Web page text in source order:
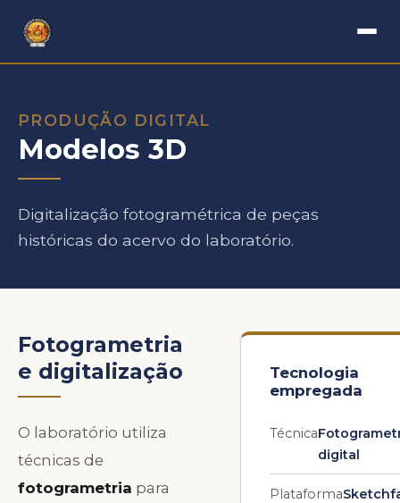
PRODUÇÃO DIGITAL
Modelos 3D
Digitalização fotogramétrica de peças
históricas do acervo do laboratório.
Fotogrametria
e digitalização
O laboratório utiliza
técnicas de
fotogrametria para
Tecnologia
empregada
Técnica
digital
Plataforma